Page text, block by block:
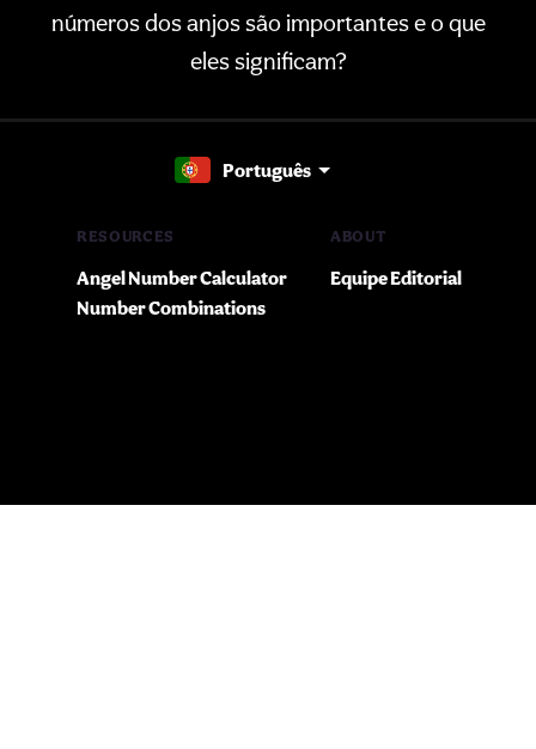
números dos anjos são importantes e o que
eles significam?
Português
RESOURCES
Angel Number Calculator
Number Combinations
ABOUT
Equipe Editorial